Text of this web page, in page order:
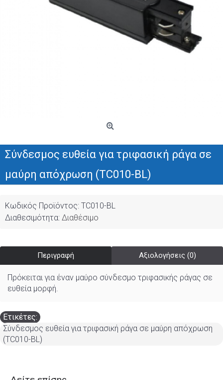
Σύνδεσμος ευθεία για τριφασική ράγα σε
μαύρη απόχρωση (TC010-BL)
Κωδικός Προϊόντος: TC010-BL
Διαθεσιμότητα: Διαθέσιμο
Περιγραφή Αξιολογήσεις (0)
Πρόκειται για έναν μαύρο σύνδεσμο τριφασικής ράγας σε
ευθεία μορφή.
Ετικέτες:
Σύνδεσμος ευθεία για τριφασική ράγα σε μαύρη απόχρωση
(TC010-BL)